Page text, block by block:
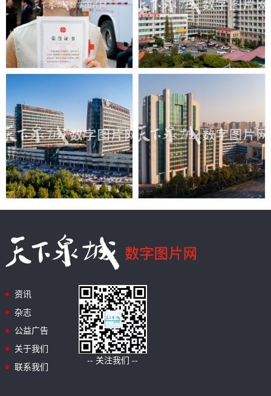
资讯
杂志
公益广告
关于我们
联系我们
-- 关注我们 --